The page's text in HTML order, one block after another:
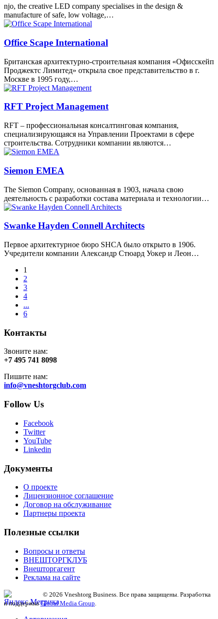
njo, the creative LED company specialises in the design &
manufacture of safe, low voltage,…
Office Scape International
Британская архитектурно-строительная компания «Офисскейп
Проджектс Лимитед» открыла свое представительство в г.
Москве в 1995 году,…
RFT Project Management
RFT – профессиональная консалтинговая компания,
специализирующаяся на Управлении Проектами в сфере
строительства. Сотрудники компании являются…
Siemon EMEA
The Siemon Company, основанная в 1903, начала свою
деятельность с разработки состава материала и технологии…
Swanke Hayden Connell Architects
Первое архитектурное бюро SHCA было открыто в 1906.
Учредители компании Александр Стюард Уокер и Леон…
1
2
3
4
...
6
Контакты
Звоните нам:
+7 495 741 8098
Пишите нам:
info@vneshtorgclub.com
Follow Us
Facebook
Twitter
YouTube
Linkedin
Документы
О проекте
Лицензионное соглашение
Договор на обслуживание
Партнеры проекта
Полезные ссылки
Вопросы и ответы
ВНЕШТОРГКЛУБ
Внешторгагент
Реклама на сайте
© 2026 Vneshtorg Business. Все права защищены. Разработка
и поддержкаGlobal Media Group